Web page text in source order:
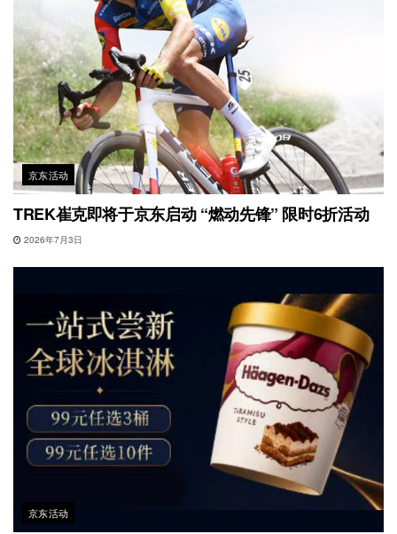
京东活动
TREK崔克即将于京东启动 “燃动先锋” 限时6折活动
2026年7月3日
京东活动